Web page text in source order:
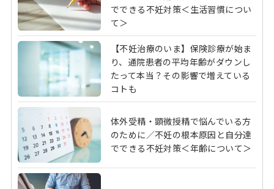
でできる不妊対策＜生活習慣につい
て＞
【不妊治療のいま】保険診療が始ま
り、通院患者の平均年齢がダウンし
たって本当？その影響で増えている
コトも
体外受精・顕微授精で悩んでいる方
のために／不妊の根本原因と自分達
でできる不妊対策＜年齢について＞